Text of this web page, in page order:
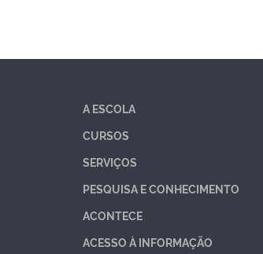
A ESCOLA
CURSOS
SERVIÇOS
PESQUISA E CONHECIMENTO
ACONTECE
ACESSO À INFORMAÇÃO